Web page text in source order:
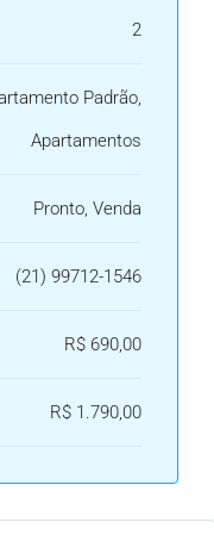
2
Padrão,
Apartamentos
Pronto, Venda
(21) 99712-1546
R$ 690,00
R$ 1.790,00